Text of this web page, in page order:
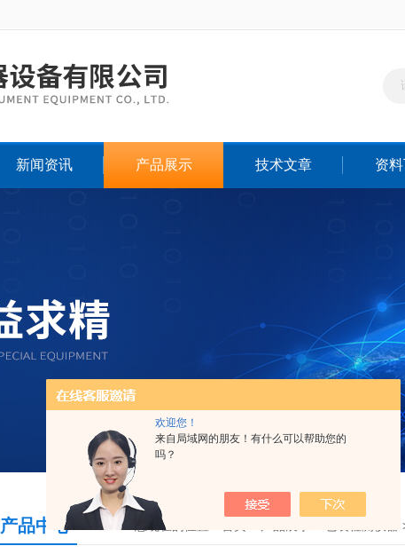
欢迎您！
来自局域网的朋友！有什么可以帮助您的
吗？
新闻资讯 产品展示 技术文章 资
产品中心 您现在的位置：